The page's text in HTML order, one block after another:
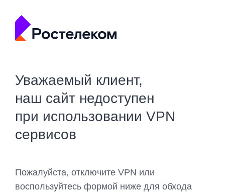
Уважаемый клиент,
наш сайт недоступен
при использовании VPN
сервисов
Пожалуйста, отключите VPN или
воспользуйтесь формой ниже для обхода